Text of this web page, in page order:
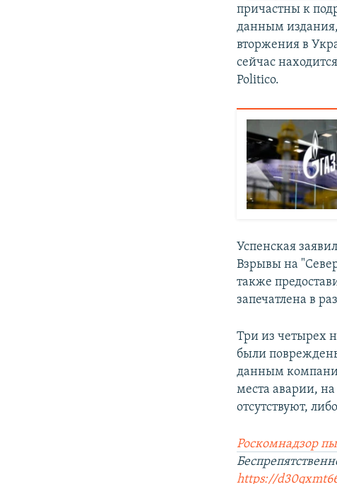
причастны к
данным издания,
вторжения в
сейчас
Politico.
Успенская
Взрывы на
также
запечатлена в
Три из четырех
были
данным
места аварии,
отсутствуют,
Роскомнадзор
https://